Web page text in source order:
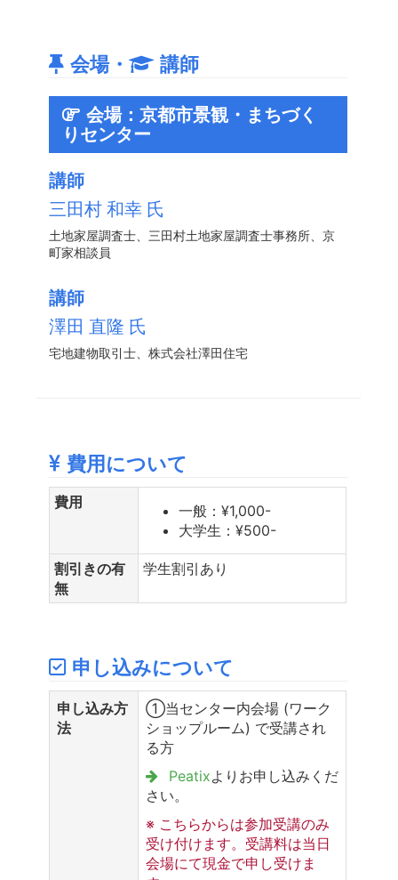
会場・ 講師
会場：京都市景観・まちづく
りセンター
講師
三田村 和幸 氏
土地家屋調査士、三田村土地家屋調査士事務所、京
町家相談員
講師
澤田 直隆 氏
宅地建物取引士、株式会社澤田住宅
費用について
費用
一般：¥1,000-
大学生：¥500-
割引きの有
無
学生割引あり
申し込みについて
申し込み方
法
①当センター内会場 (ワーク
ショップルーム) で受講され
る方
Peatixよりお申し込みくだ
さい。
※ こちらからは参加受講のみ
受け付けます。受講料は当日
会場にて現金で申し受けま